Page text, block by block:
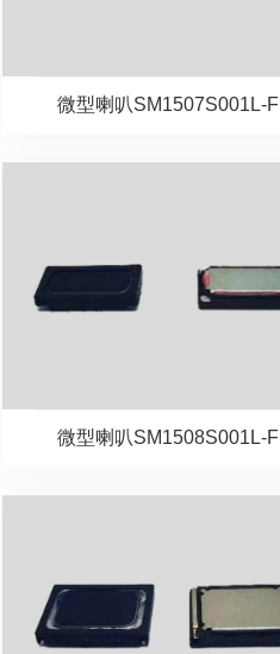
微型喇叭SM1507S001L-F
微型喇叭SM1508S001L-F